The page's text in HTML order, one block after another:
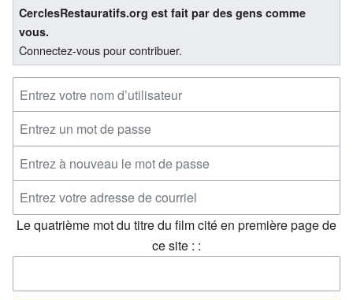
CerclesRestauratifs.org est fait par des gens comme
vous.
Connectez-vous pour contribuer.
Le quatrième mot du titre du film cité en première page de
ce site : :